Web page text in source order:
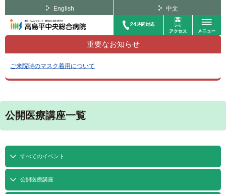
English 中文
重要なお知らせ
ご来院時のマスク着用について
公開医療講座一覧
すべてのイベント
公開医療講座